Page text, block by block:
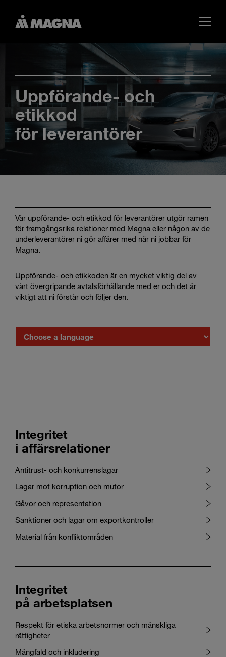
Enter
search
Search
Uppförande- och
etikkod
för leverantörer
Vår uppförande- och etikkod för leverantörer utgör ramen
för framgångsrika relationer med Magna eller någon av de
underleverantörer ni gör affärer med när ni jobbar för
Magna.
Uppförande- och etikkoden är en mycket viktig del av
vårt övergripande avtalsförhållande med er och det är
viktigt att ni förstår och följer den.
Integritet
i affärsrelationer
Antitrust- och konkurrenslagar
Lagar mot korruption och mutor
Gåvor och representation
Sanktioner och lagar om exportkontroller
Material från konfliktområden
Integritet
på arbetsplatsen
Respekt för etiska arbetsnormer och mänskliga
rättigheter
Mångfald och inkludering